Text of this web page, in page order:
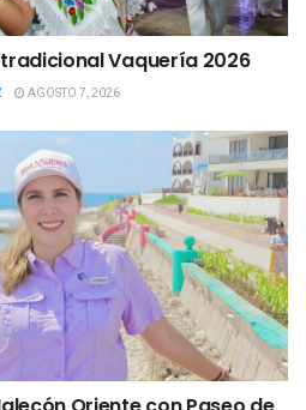
Vaquería 2026
AGOSTO 7, 2026